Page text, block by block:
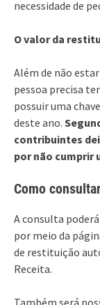
necessidade de
O valor da
Além de não
pessoa precisa
possuir uma
deste ano.
contribuintes
por não cumprir
Como
A consulta
por meio da
de restituição
Receita.
Também será